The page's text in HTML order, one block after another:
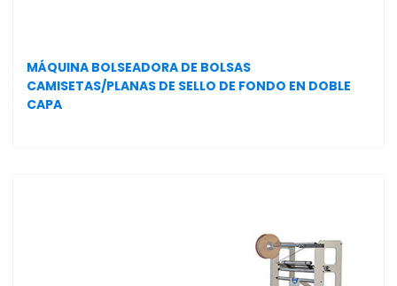
MÁQUINA BOLSEADORA DE BOLSAS
CAMISETAS/PLANAS DE SELLO DE FONDO EN DOBLE
CAPA